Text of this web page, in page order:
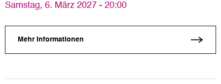
Samstag, 6. März 2027 - 20:00
Mehr Informationen